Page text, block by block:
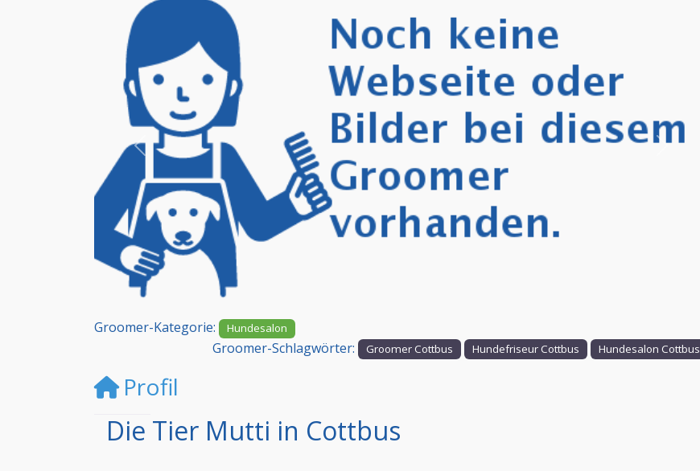
Vorheriges
Groomer-Kategorie: Hundesalon
Groomer-Schlagwörter: Groomer Cottbus Hundefriseur Cottbus Hundesalon Cottbus
Profil
Die Tier Mutti in Cottbus